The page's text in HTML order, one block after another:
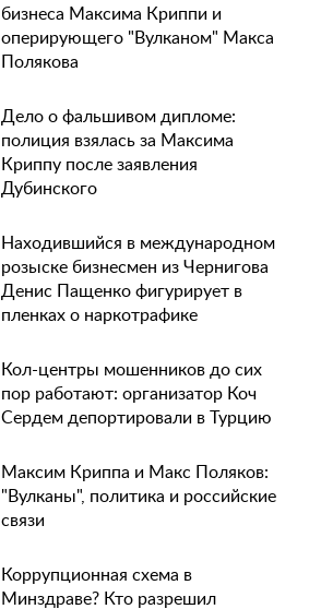
бизнеса Максима Криппи и
оперирующего "Вулканом" Макса
Полякова
Дело о фальшивом дипломе:
полиция взялась за Максима
Криппу после заявления
Дубинского
Находившийся в международном
розыске бизнесмен из Чернигова
Денис Пащенко фигурирует в
пленках о наркотрафике
Кол-центры мошенников до сих
пор работают: организатор Коч
Сердем депортировали в Турцию
Максим Криппа и Макс Поляков:
"Вулканы", политика и российские
связи
Коррупционная схема в
Минздраве? Кто разрешил